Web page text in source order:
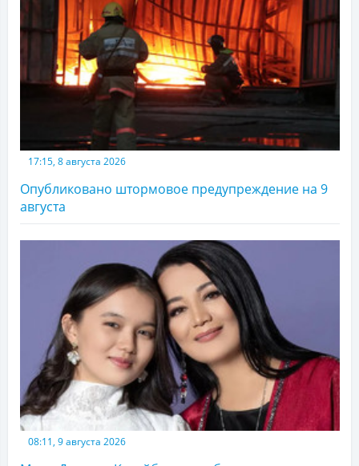
17:15, 8 августа 2026
Опубликовано штормовое предупреждение на 9
августа
08:11, 9 августа 2026